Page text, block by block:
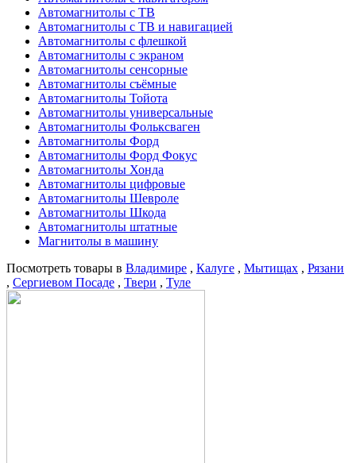
Автомагнитолы с ТВ
Автомагнитолы с ТВ и навигацией
Автомагнитолы с флешкой
Автомагнитолы с экраном
Автомагнитолы сенсорные
Автомагнитолы съёмные
Автомагнитолы Тойота
Автомагнитолы универсальные
Автомагнитолы Фольксваген
Автомагнитолы Форд
Автомагнитолы Форд Фокус
Автомагнитолы Хонда
Автомагнитолы цифровые
Автомагнитолы Шевроле
Автомагнитолы Шкода
Автомагнитолы штатные
Магнитолы в машину
Посмотреть товары в Владимире , Калуге , Мытищах , Рязани
, Сергиевом Посаде , Твери , Туле